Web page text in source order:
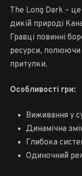
The Long Dark –
дикій природі
Гравці повинні
ресурси, полюючи
притулки.
Особливості гри:
Виживання у
Динамічна
Глибока
Одиночний